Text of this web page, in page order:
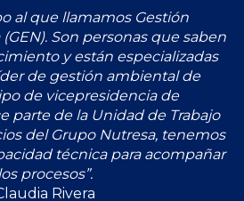
al que llamamos Gestión
Son personas que saben
y están especializadas
de gestión ambiental de
de vicepresidencia de
parte de la Unidad de Trabajo
del Grupo Nutresa, tenemos
técnica para acompañar
procesos”.
Rivera